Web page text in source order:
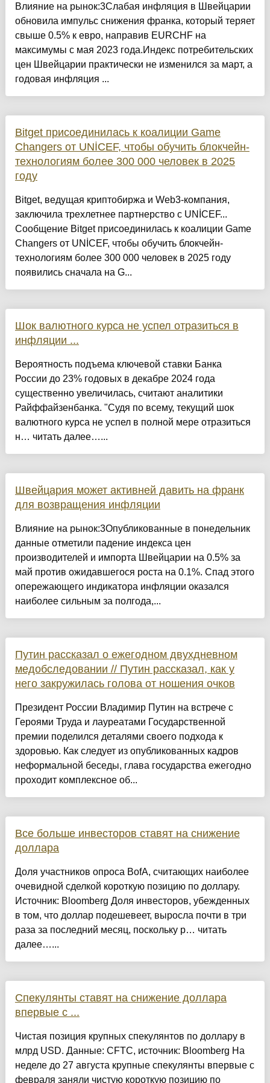
Влияние на рынок:3Слабая инфляция в Швейцарии
обновила импульс снижения франка, который теряет
свыше 0.5% к евро, направив EURCHF на
максимумы с мая 2023 года.Индекс потребительских
цен Швейцарии практически не изменился за март, а
годовая инфляция ...
Bitget присоединилась к коалиции Game
Changers от UNİCEF, чтобы обучить блокчейн-
технологиям более 300 000 человек в 2025
году
Bitget, ведущая криптобиржа и Web3-компания,
заключила трехлетнее партнерство с UNİCEF...
Сообщение Bitget присоединилась к коалиции Game
Changers от UNİCEF, чтобы обучить блокчейн-
технологиям более 300 000 человек в 2025 году
появились сначала на G...
Шок валютного курса не успел отразиться в
инфляции ...
Вероятность подъема ключевой ставки Банка
России до 23% годовых в декабре 2024 года
существенно увеличилась, считают аналитики
Райффайзенбанка. "Судя по всему, текущий шок
валютного курса не успел в полной мере отразиться
н… читать далее…...
Швейцария может активней давить на франк
для возвращения инфляции
Влияние на рынок:3Опубликованные в понедельник
данные отметили падение индекса цен
производителей и импорта Швейцарии на 0.5% за
май против ожидавшегося роста на 0.1%. Спад этого
опережающего индикатора инфляции оказался
наиболее сильным за полгода,...
Путин рассказал о ежегодном двухдневном
медобследовании // Путин рассказал, как у
него закружилась голова от ношения очков
Президент России Владимир Путин на встрече с
Героями Труда и лауреатами Государственной
премии поделился деталями своего подхода к
здоровью. Как следует из опубликованных кадров
неформальной беседы, глава государства ежегодно
проходит комплексное об...
Все больше инвесторов ставят на снижение
доллара
Доля участников опроса BofA, считающих наиболее
очевидной сделкой короткую позицию по доллару.
Источник: Bloomberg Доля инвесторов, убежденных
в том, что доллар подешевеет, выросла почти в три
раза за последний месяц, поскольку р… читать
далее…...
Спекулянты ставят на снижение доллара
впервые с ...
Чистая позиция крупных спекулянтов по доллару в
млрд USD. Данные: CFTC, источник: Bloomberg На
неделе до 27 августа крупные спекулянты впервые с
февраля заняли чистую короткую позицию по